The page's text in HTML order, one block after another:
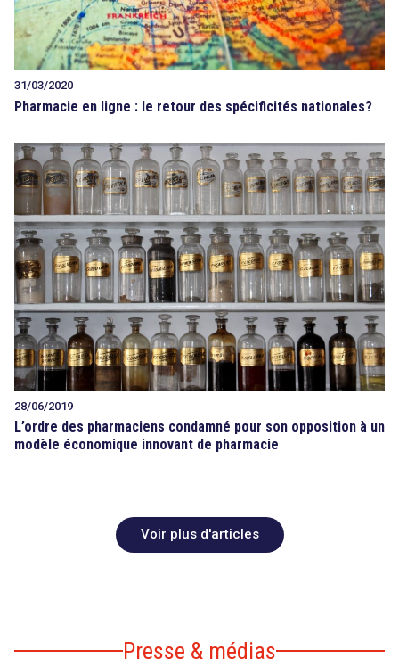
31/03/2020
Pharmacie en ligne : le retour des spécificités nationales?
28/06/2019
L’ordre des pharmaciens condamné pour son opposition à un
modèle économique innovant de pharmacie
Voir plus d'articles
Presse & médias